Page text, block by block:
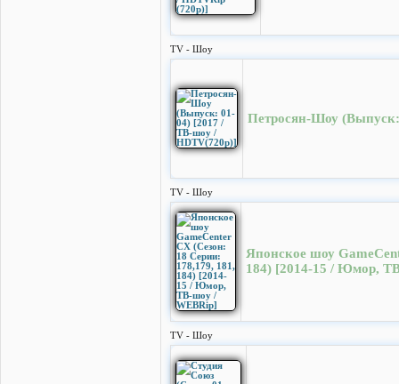
TV - Шоу
Петросян-Шоу
TV - Шоу
Японское шоу
184) [2014-15 / Юмор,
TV - Шоу